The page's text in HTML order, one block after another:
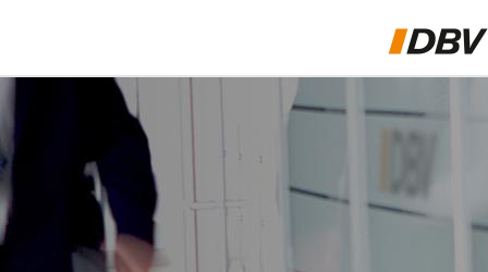
FILIALEN & TEAM